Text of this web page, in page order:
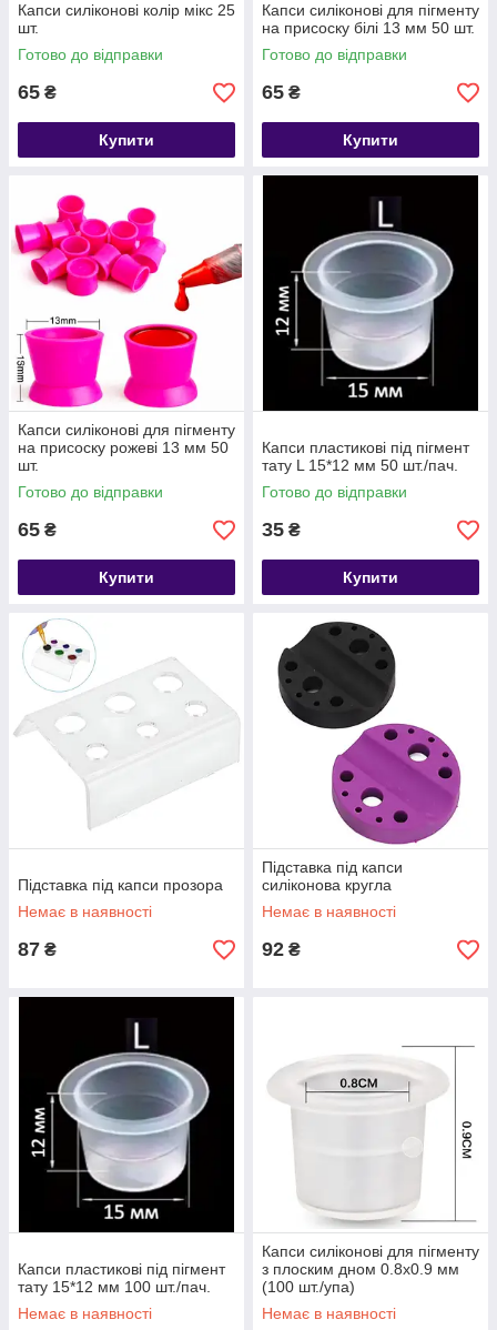
Капси силіконові колір мікс 25
шт.
Готово до відправки
65 ₴
Купити
Капси силіконові для пігменту
на присоску білі 13 мм 50 шт.
Готово до відправки
65 ₴
Купити
Капси силіконові для пігменту
на присоску рожеві 13 мм 50
шт.
Готово до відправки
65 ₴
Купити
Капси пластикові під пігмент
тату L 15*12 мм 50 шт./пач.
Готово до відправки
35 ₴
Купити
Підставка під капси прозора
Немає в наявності
87 ₴
Підставка під капси
силіконова кругла
Немає в наявності
92 ₴
Капси пластикові під пігмент
тату 15*12 мм 100 шт./пач.
Немає в наявності
Капси силіконові для пігменту
з плоским дном 0.8x0.9 мм
(100 шт./упа)
Немає в наявності